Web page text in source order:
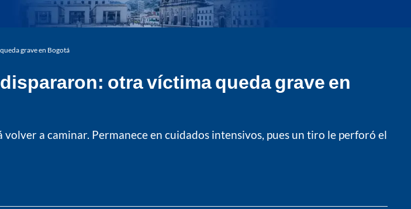
grave en Bogotá
otra víctima queda grave en
a caminar. Permanece en cuidados intensivos, pues un tiro le perforó el